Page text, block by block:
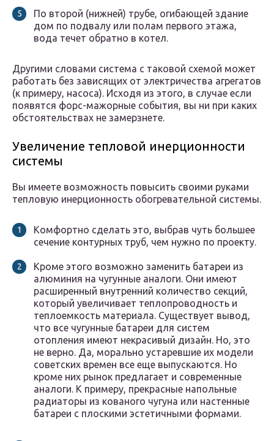
По второй (нижней) трубе, огибающей здание
дом по подвалу или полам первого этажа,
вода течет обратно в котел.
Другими словами система с таковой схемой может
работать без зависящих от электричества агрегатов
(к примеру, насоса). Исходя из этого, в случае если
появятся форс-мажорные события, вы ни при каких
обстоятельствах не замерзнете.
Увеличение тепловой инерционности
системы
Вы имеете возможность повысить своими руками
тепловую инерционность обогревательной системы.
Комфортно сделать это, выбрав чуть большее
сечение контурных труб, чем нужно по проекту.
Кроме этого возможно заменить батареи из
алюминия на чугунные аналоги. Они имеют
расширенный внутренний количество секций,
который увеличивает теплопроводность и
теплоемкость материала. Существует вывод,
что все чугунные батареи для систем
отопления имеют некрасивый дизайн. Но, это
не верно. Да, морально устаревшие их модели
советских времен все еще выпускаются. Но
кроме них рынок предлагает и современные
аналоги. К примеру, прекрасные напольные
радиаторы из кованого чугуна или настенные
батареи с плоскими эстетичными формами.